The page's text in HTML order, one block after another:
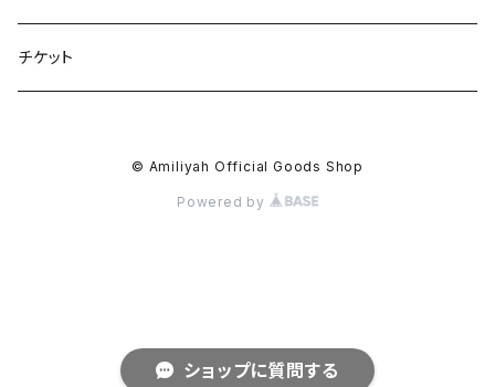
ショップに質問する
アクセサリー
チェキ
CDアルバム
チケット
© Amiliyah Official Goods Shop
Powered by